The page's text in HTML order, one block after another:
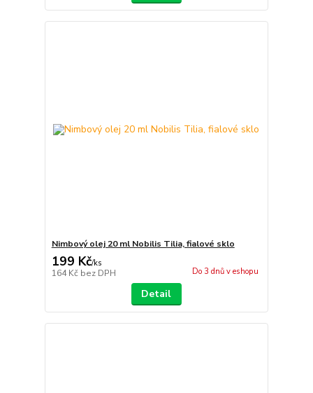
Nimbový olej 20 ml Nobilis Tilia, fialové sklo
199 Kč/ks
164 Kč bez DPH Do 3 dnů v eshopu
Detail